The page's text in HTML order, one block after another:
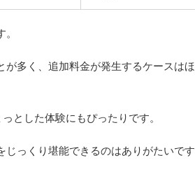
多く、追加料金が発生するケースはほ
とした体験にもぴったりです。
っくり堪能できるのはありがたいです